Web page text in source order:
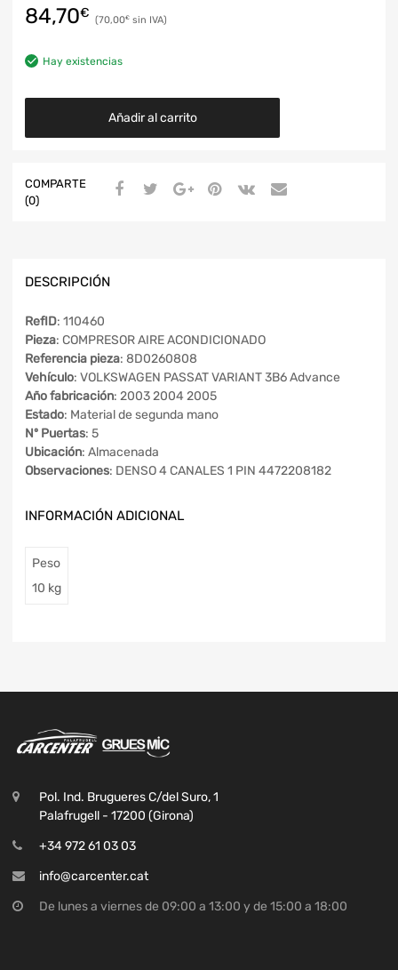
84,70€ 70,00€
Hay existencias
Añadir al carrito
COMPARTE
(0)
DESCRIPCIÓN
RefID: 110460
Pieza: COMPRESOR AIRE ACONDICIONADO
Referencia pieza: 8D0260808
Vehículo: VOLKSWAGEN PASSAT VARIANT 3B6 Advance
Año fabricación: 2003 2004 2005
Estado: Material de segunda mano
Nº Puertas: 5
Ubicación: Almacenada
Observaciones: DENSO 4 CANALES 1 PIN 4472208182
INFORMACIÓN ADICIONAL
Peso
10 kg
Pol. Ind. Brugueres C/del Suro, 1
Palafrugell - 17200 (Girona)
+34 972 61 03 03
info@carcenter.cat
De lunes a viernes de 09:00 a 13:00 y de 15:00 a 18:00